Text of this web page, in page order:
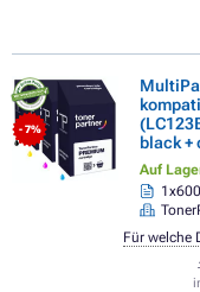
- 7%
black +
Auf
Für welche